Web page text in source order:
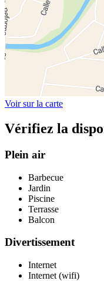
Voir sur la carte
Vérifiez la
Plein air
Barbecue
Jardin
Piscine
Terrasse
Balcon
Divertissement
Internet
Internet (wifi)